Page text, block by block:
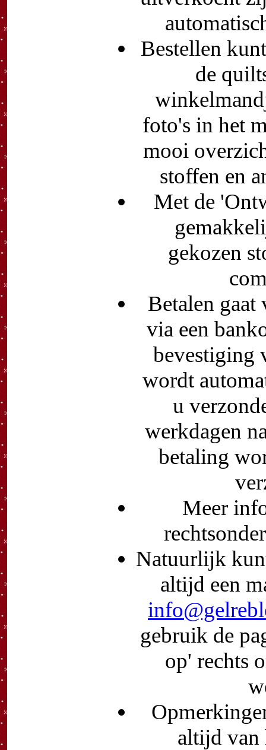
Bestellen
de
foto's in het
mooi
stoffen en
Met de
gekozen
Betalen
via een
bevestiging
wordt
u
werkdagen
betaling
Meer
Natuurlijk
altijd een
gebruik de
op' rechts
altijd van